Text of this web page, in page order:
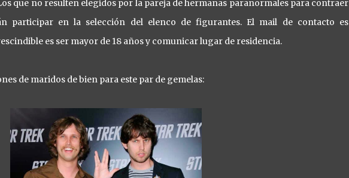
que no resulten elegidos por la pareja de hermanas paranormales para contraer
participar en la selección del elenco de figurantes. El mail de contacto es
es ser mayor de 18 años y comunicar lugar de residencia.
de maridos de bien para este par de gemelas: